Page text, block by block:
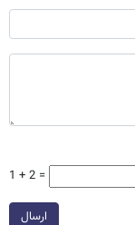
1 + 2 =
ارسال